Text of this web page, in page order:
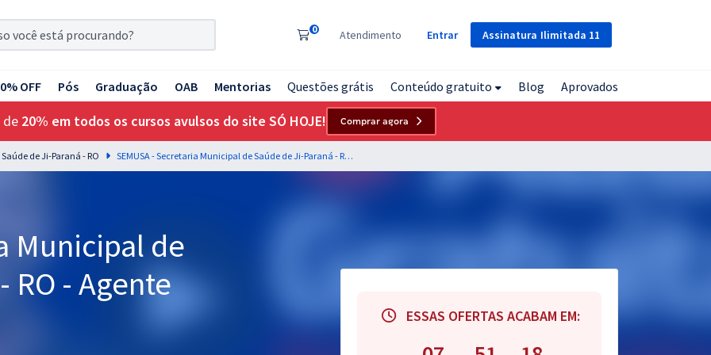
Assinatura Ilimitada 11
0 Atendimento Entrar
OFF Pós Graduação OAB Mentorias Questões grátis Conteúdo gratuito Blog Aprovados
de 20% em todos os cursos avulsos do site SÓ HOJE! Comprar agora
de Ji-Paraná - RO SEMUSA - Secretaria Municipal de Saúde de Ji-Paraná - RO - Agente Administrativo
Municipal de
RO - Agente
ESSAS OFERTAS ACABAM EM: